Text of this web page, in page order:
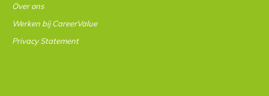
Over ons
Werken bij CareerValue
Privacy Statement